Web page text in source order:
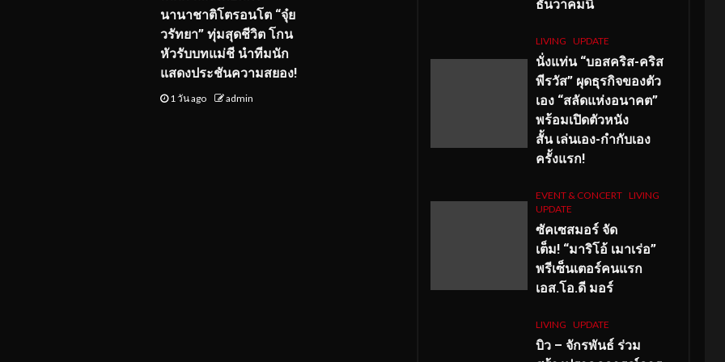
นานาชาติโตรอนโต “จุ๋ย
วรัทยา” ทุ่มสุดชีวิต โกน
หัวรับบทแม่ชี นำทีมนัก
แสดงประชันความสยอง!
1 วัน ago admin
ธันวาคมนี้
LIVING UPDATE
นั่งแท่น “บอสคริส-คริส
พีรวัส” ผุดธุรกิจของตัว
เอง “สลัดแห่งอนาคต”
พร้อมเปิดตัวหนัง
สั้น เล่นเอง-กำกับเอง
ครั้งแรก!
EVENT & CONCERT LIVING
UPDATE
ซัคเซสมอร์ จัด
เต็ม! “มาริโอ้ เมาเร่อ”
พรีเซ็นเตอร์คนแรก
เอส.โอ.ดี มอร์
LIVING UPDATE
บิว – จักรพันธ์ ร่วม